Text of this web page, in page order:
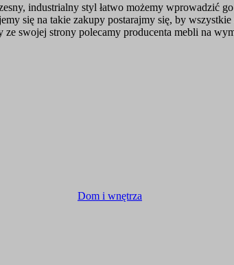
industrialny styl łatwo możemy wprowadzić
się na takie zakupy postarajmy się, by
ze swojej strony polecamy producenta mebli na
Dom i wnętrza